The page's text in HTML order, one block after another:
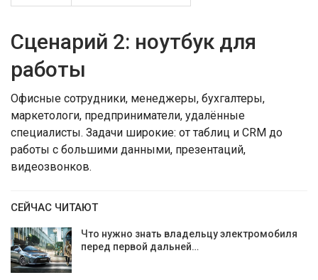
Сценарий 2: ноутбук для
работы
Офисные сотрудники, менеджеры, бухгалтеры,
маркетологи, предприниматели, удалённые
специалисты. Задачи широкие: от таблиц и CRM до
работы с большими данными, презентаций,
видеозвонков.
СЕЙЧАС ЧИТАЮТ
Что нужно знать владельцу электромобиля
перед первой дальней…